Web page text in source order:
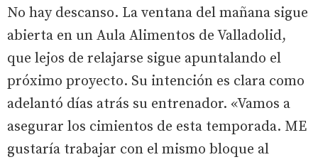
No hay descanso. La ventana del mañana sigue
abierta en un Aula Alimentos de Valladolid,
que lejos de relajarse sigue apuntalando el
próximo proyecto. Su intención es clara como
adelantó días atrás su entrenador. «Vamos a
asegurar los cimientos de esta temporada. ME
gustaría trabajar con el mismo bloque al